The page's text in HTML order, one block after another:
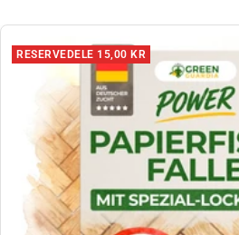
RESERVEDELE 15,00 KR